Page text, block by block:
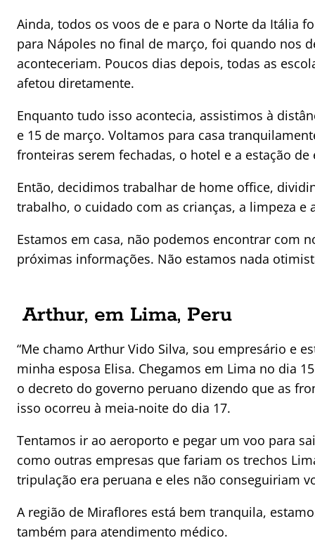
Ainda, todos os voos de e para o Norte da Itália
para Nápoles no final de março, foi quando nos
aconteceriam. Poucos dias depois, todas as
afetou diretamente.
Enquanto tudo isso acontecia, assistimos à
e 15 de março. Voltamos para casa
fronteiras serem fechadas, o hotel e a estação
Então, decidimos trabalhar de home office,
trabalho, o cuidado com as crianças, a limpeza
Estamos em casa, não podemos encontrar com
próximas informações. Não estamos nada
Arthur, em Lima, Peru
“Me chamo Arthur Vido Silva, sou empresário e
minha esposa Elisa. Chegamos em Lima no dia
o decreto do governo peruano dizendo que as
isso ocorreu à meia-noite do dia 17.
Tentamos ir ao aeroporto e pegar um voo para
como outras empresas que fariam os trechos
tripulação era peruana e eles não conseguiriam
A região de Miraflores está bem tranquila,
também para atendimento médico.